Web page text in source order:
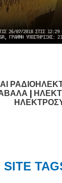
SITE